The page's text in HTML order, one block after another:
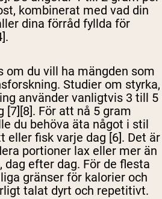
kombinerat med vad din
dina förråd fyllda för
om du vill ha mängden som
Studier om styrka,
använder vanligtvis 3 till 5
[7][8]. För att nå 5 gram
du behöva äta något i stil
eller fisk varje dag [6]. Det är
portioner lax eller mer än
efter dag. För de flesta
gränser för kalorier och
talat dyrt och repetitivt.